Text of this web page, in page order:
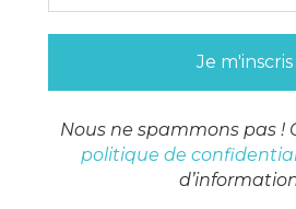
Nous ne spammons pas !
politique de